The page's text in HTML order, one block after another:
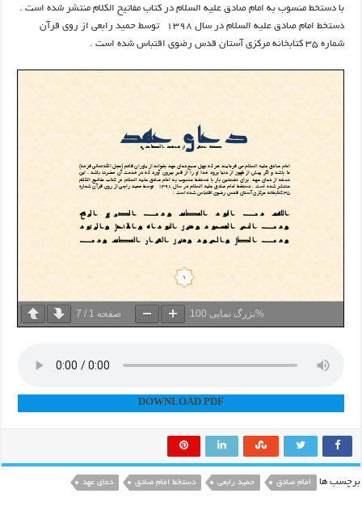
با دستخط منسوب به امام صادق علیه السلام در کتاب مفاتیح الکلام منتشر شده است .
دستخط امام صادق علیه السلام در سال ۱۳۹۸ توسط حمید رابعی از روی قرآن
شماره ۳۵ کتابخانه مرکزی آستان قدس رضوی اقتباس شده است .
صفحه 1
/
7 بزرگ نمایی100%
DOWNLOAD PDF
برچسب ها امام صادق حمید رابعی دستخط امام صادق دعای عهد